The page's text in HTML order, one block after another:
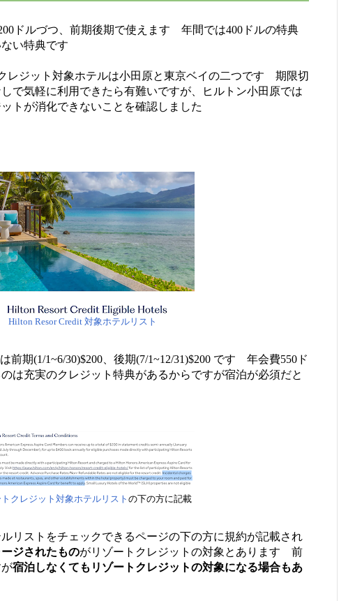
ドルづつ、前期後期で使えます 年間では400ドルの特典
ない特典です
レジット対象ホテルは小田原と東京ベイの二つです 期限切
で気軽に利用できたら有難いですが、ヒルトン小田原では
トが消化できないことを確認しました
Hilton Resor Credit 対象ホテルリスト
前期(1/1~6/30)$200、後期(7/1~12/31)$200 です 年会費550ド
は充実のクレジット特典があるからですが宿泊が必須だと
トクレジット対象ホテルリスト の下の方に記載
リストをチェックできるページの下の方に規約が記載され
ジされたものがリゾートクレジットの対象とあります 前
宿泊しなくてもリゾートクレジットの対象になる場合もあ